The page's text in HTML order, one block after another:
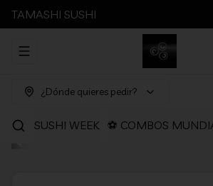
TAMASHI SUSHI
Abrir menu de navegación
¿Dónde quieres pedir?
SUSHI WEEK ⚽ COMBOS